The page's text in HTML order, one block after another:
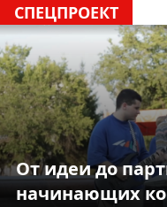
СПЕЦПРОЕКТ
От идеи до
начинающих